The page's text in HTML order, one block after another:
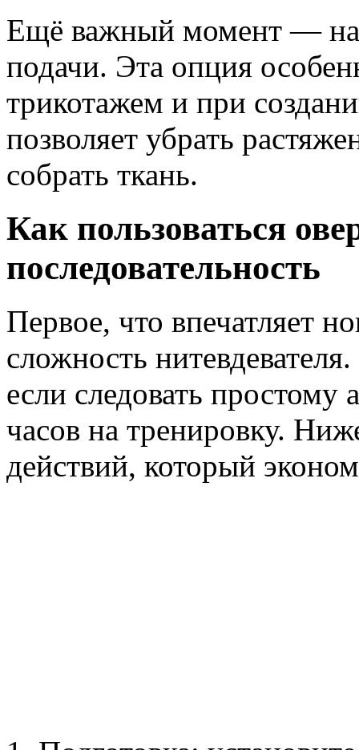
Ещё важный момент —
подачи. Эта опция
трикотажем и при
позволяет убрать
собрать ткань.
Как пользоваться
последовательность
Первое, что впечатляет
сложность
если следовать простому
часов на тренировку.
действий, который